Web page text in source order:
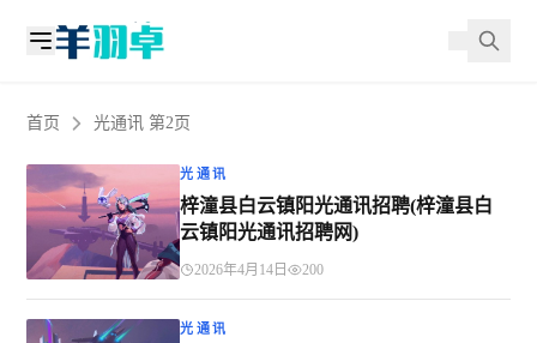
首页 光通讯 第2页
光通讯
梓潼县白云镇阳光通讯招聘(梓潼县白
云镇阳光通讯招聘网)
2026年4月14日 200
光通讯